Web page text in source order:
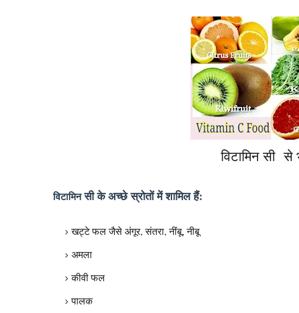
विटामिन सीसे
विटामिनसी के अच्छे स्रोतों में शामिल हैं:
खट्टे फल जैसे अंगूर, संतरा, नींबू, नीबू
अमला
कीवी फल
पालक